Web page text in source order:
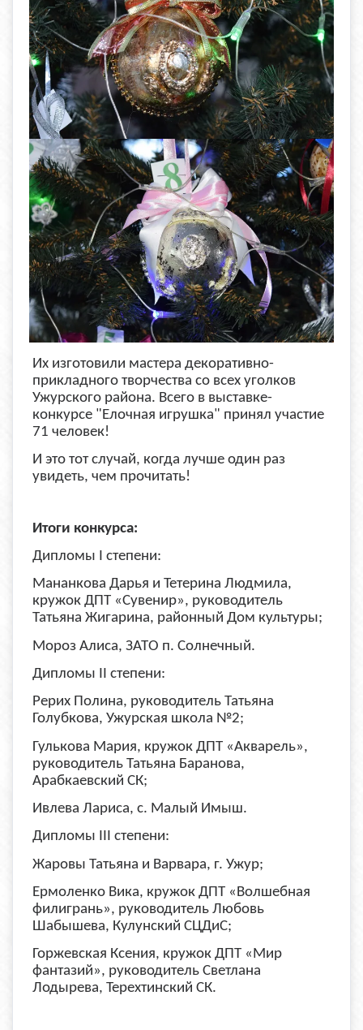
Их изготовили мастера декоративно-
прикладного творчества со всех уголков
Ужурского района. Всего в выставке-
конкурсе "Елочная игрушка" принял участие
71 человек!
И это тот случай, когда лучше один раз
увидеть, чем прочитать!
Итоги конкурса:
Дипломы I степени:
Мананкова Дарья и Тетерина Людмила,
кружок ДПТ «Сувенир», руководитель
Татьяна Жигарина, районный Дом культуры;
Мороз Алиса, ЗАТО п. Солнечный.
Дипломы II степени:
Рерих Полина, руководитель Татьяна
Голубкова, Ужурская школа №2;
Гулькова Мария, кружок ДПТ «Акварель»,
руководитель Татьяна Баранова,
Арабкаевский СК;
Ивлева Лариса, с. Малый Имыш.
Дипломы III степени:
Жаровы Татьяна и Варвара, г. Ужур;
Ермоленко Вика, кружок ДПТ «Волшебная
филигрань», руководитель Любовь
Шабышева, Кулунский СЦДиС;
Горжевская Ксения, кружок ДПТ «Мир
фантазий», руководитель Светлана
Лодырева, Терехтинский СК.